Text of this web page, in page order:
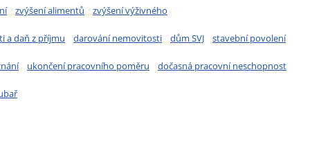
zvýšení alimentů zvýšení výživného
a daň z příjmu darování nemovitosti dům SVJ stavební povolení
ukončení pracovního poměru dočasná pracovní neschopnost